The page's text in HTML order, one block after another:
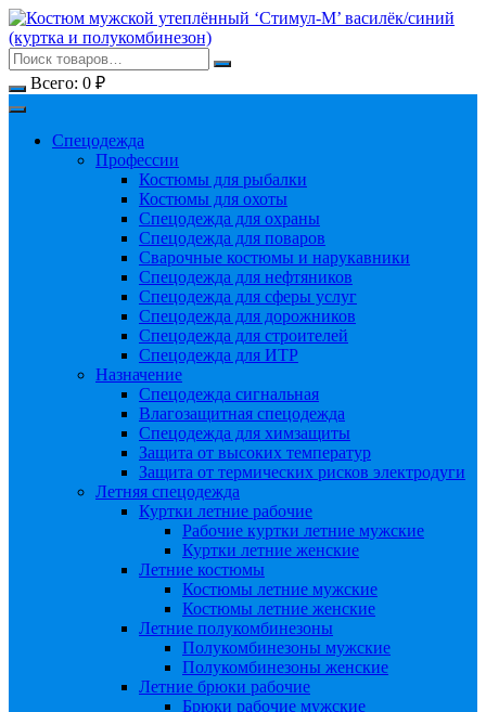
Перейти
к
содержимому
Всего: 0 ₽
Спецодежда
Профессии
Костюмы для рыбалки
Костюмы для охоты
Спецодежда для охраны
Спецодежда для поваров
Сварочные костюмы и нарукавники
Спецодежда для нефтяников
Спецодежда для сферы услуг
Спецодежда для дорожников
Спецодежда для строителей
Спецодежда для ИТР
Назначение
Спецодежда сигнальная
Влагозащитная спецодежда
Спецодежда для химзащиты
Защита от высоких температур
Защита от термических рисков электродуги
Летняя спецодежда
Куртки летние рабочие
Рабочие куртки летние мужские
Куртки летние женские
Летние костюмы
Костюмы летние мужские
Костюмы летние женские
Летние полукомбинезоны
Полукомбинезоны мужские
Полукомбинезоны женские
Летние брюки рабочие
Брюки рабочие мужские